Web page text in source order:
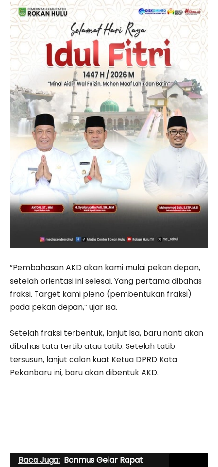
”Pembahasan AKD akan kami mulai pekan depan,
setelah orientasi ini selesai. Yang pertama dibahas
fraksi. Target kami pleno (pembentukan fraksi)
pada pekan depan,” ujar Isa.
Setelah fraksi terbentuk, lanjut Isa, baru nanti akan
dibahas tata tertib atau tatib. Setelah tatib
tersusun, lanjut calon kuat Ketua DPRD Kota
Pekanbaru ini, baru akan dibentuk AKD.
Baca Juga: Banmus Gelar Rapat